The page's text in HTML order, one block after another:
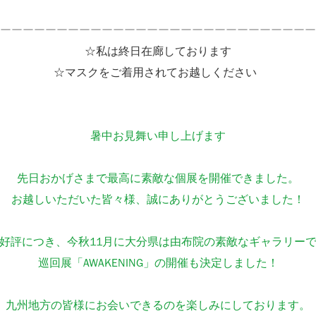
ーーーーーーーーーーーーーーーーーーーーーーーーーー
☆私は終日在廊しております
☆マスクをご着用されてお越しください
暑中お見舞い申し上げます
先日おかげさまで最高に素敵な個展を開催できました。
お越しいただいた皆々様、誠にありがとうございました！
評につき、今秋11月に大分県は由布院の素敵なギャラリー
巡回展「AWAKENING」の開催も決定しました！
九州地方の皆様にお会いできるのを楽しみにしております。